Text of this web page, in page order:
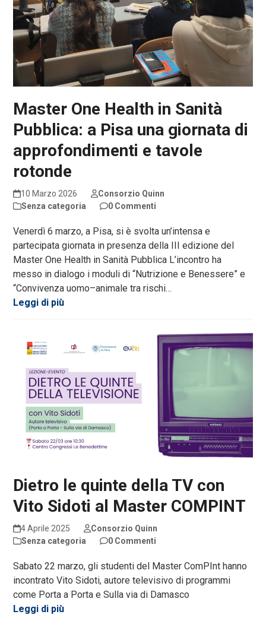
Master One Health in Sanità
Pubblica: a Pisa una giornata di
approfondimenti e tavole
rotonde
10 Marzo 2026
Consorzio Quinn
Senza categoria
0 Commenti
Venerdì 6 marzo, a Pisa, si è svolta un’intensa e
partecipata giornata in presenza della III edizione del
Master One Health in Sanità Pubblica L’incontro ha
messo in dialogo i moduli di “Nutrizione e Benessere” e
“Convivenza uomo–animale tra rischi…
Leggi di più
Dietro le quinte della TV con
Vito Sidoti al Master COMPINT
4 Aprile 2025
Consorzio Quinn
Senza categoria
0 Commenti
Sabato 22 marzo, gli studenti del Master ComPInt hanno
incontrato Vito Sidoti, autore televisivo di programmi
come Porta a Porta e Sulla via di Damasco
Leggi di più